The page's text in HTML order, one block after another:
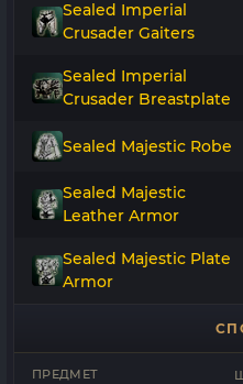
Sealed Imperial
Crusader Gaiters
Sealed Imperial
Crusader Breastplate
Sealed Majestic Robe
Sealed Majestic
Leather Armor
Sealed Majestic Plate
Armor
ПРЕДМЕТ